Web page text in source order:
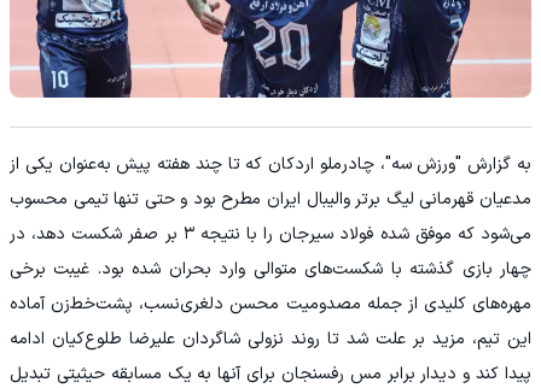
به گزارش "ورزش سه"، چادرملو اردکان که تا چند هفته پیش به‌عنوان یکی از
مدعیان قهرمانی لیگ برتر والیبال ایران مطرح بود و حتی تنها تیمی محسوب
می‌شود که موفق شده فولاد سیرجان را با نتیجه ۳ بر صفر شکست دهد، در
چهار بازی گذشته با شکست‌های متوالی وارد بحران شده بود. غیبت برخی
مهره‌های کلیدی از جمله مصدومیت محسن دلغری‌نسب، پشت‌خط‌زن آماده
این تیم، مزید بر علت شد تا روند نزولی شاگردان علیرضا طلوع‌کیان ادامه
پیدا کند و دیدار برابر مس رفسنجان برای آنها به یک مسابقه حیثیتی تبدیل